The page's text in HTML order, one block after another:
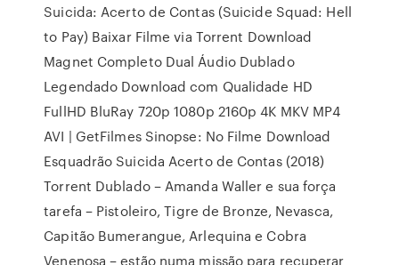
Suicida: Acerto de Contas (Suicide Squad: Hell
to Pay) Baixar Filme via Torrent Download
Magnet Completo Dual Áudio Dublado
Legendado Download com Qualidade HD
FullHD BluRay 720p 1080p 2160p 4K MKV MP4
AVI | GetFilmes Sinopse: No Filme Download
Esquadrão Suicida Acerto de Contas (2018)
Torrent Dublado – Amanda Waller e sua força
tarefa – Pistoleiro, Tigre de Bronze, Nevasca,
Capitão Bumerangue, Arlequina e Cobra
Venenosa – estão numa missão para recuperar